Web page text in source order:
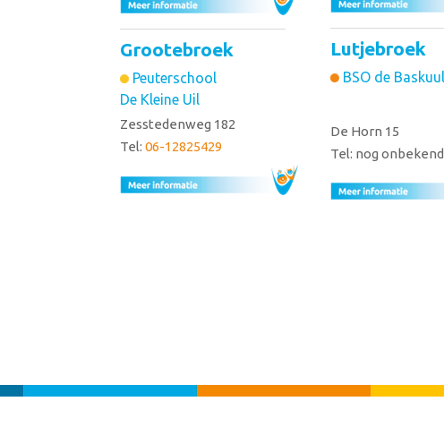
Grootebroek
Peuterschool
De Kleine Uil
Zesstedenweg 182
Tel: 06-12825429
Lutjebroek
BSO de Baskuul
De Horn 15
Tel: nog onbekend